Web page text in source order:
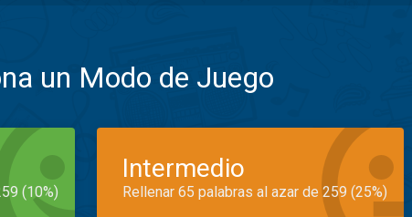
un Modo de Juego
(10%)
Intermedio
Rellenar 65 palabras al azar de 259 (25%)